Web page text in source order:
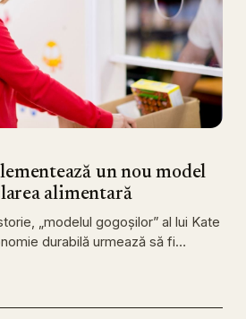
un nou model
alimentară
„modelul gogoșilor” al lui Kate
durabilă urmează să fi…